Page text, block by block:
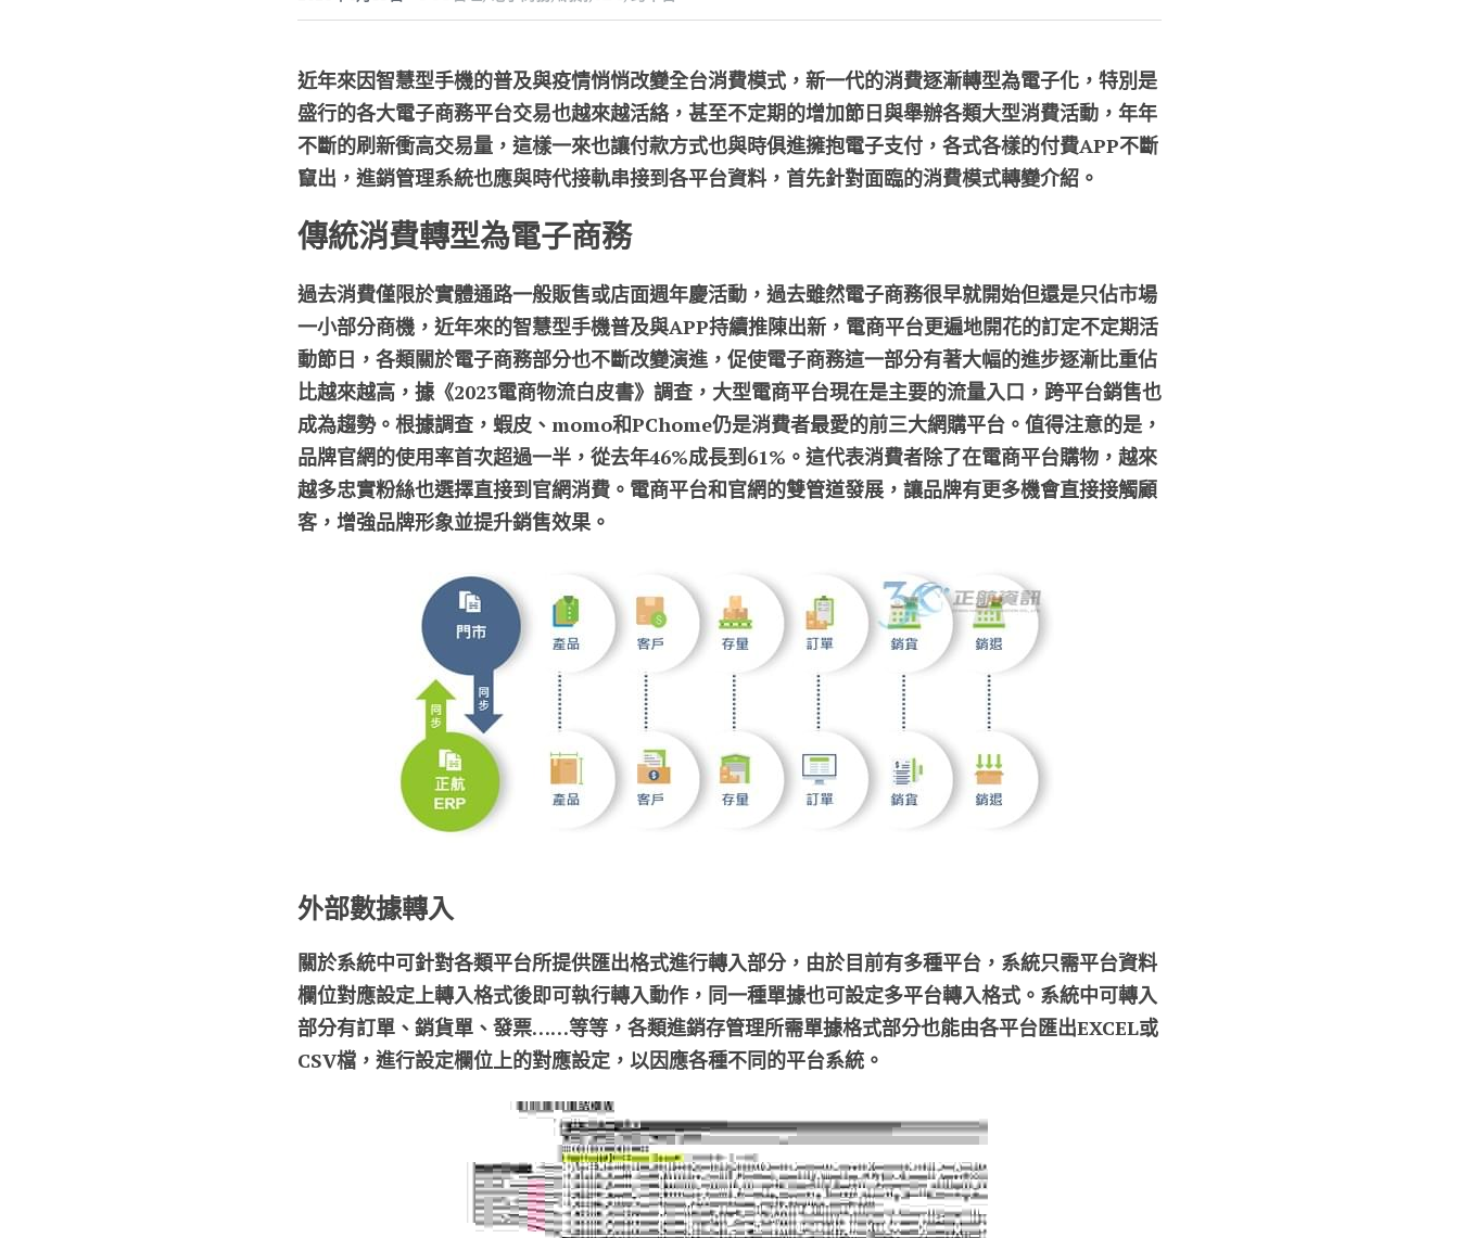
近年來因智慧型手機的普及與疫情悄悄改變全台消費模式，新一代的消費逐漸轉型為電子化，特別是
盛行的各大電子商務平台交易也越來越活絡，甚至不定期的增加節日與舉辦各類大型消費活動，年年
不斷的刷新衝高交易量，這樣一來也讓付款方式也與時俱進擁抱電子支付，各式各樣的付費APP不斷
竄出，進銷管理系統也應與時代接軌串接到各平台資料，首先針對面臨的消費模式轉變介紹。
傳統消費轉型為電子商務
過去消費僅限於實體通路一般販售或店面週年慶活動，過去雖然電子商務很早就開始但還是只佔市場
一小部分商機，近年來的智慧型手機普及與APP持續推陳出新，電商平台更遍地開花的訂定不定期活
動節日，各類關於電子商務部分也不斷改變演進，促使電子商務這一部分有著大幅的進步逐漸比重佔
比越來越高，據《2023電商物流白皮書》調查，大型電商平台現在是主要的流量入口，跨平台銷售也
成為趨勢。根據調查，蝦皮、momo和PChome仍是消費者最愛的前三大網購平台。值得注意的是，
品牌官網的使用率首次超過一半，從去年46%成長到61%。這代表消費者除了在電商平台購物，越來
越多忠實粉絲也選擇直接到官網消費。電商平台和官網的雙管道發展，讓品牌有更多機會直接接觸顧
客，增強品牌形象並提升銷售效果。
外部數據轉入
關於系統中可針對各類平台所提供匯出格式進行轉入部分，由於目前有多種平台，系統只需平台資料
欄位對應設定上轉入格式後即可執行轉入動作，同一種單據也可設定多平台轉入格式。系統中可轉入
部分有訂單、銷貨單、發票……等等，各類進銷存管理所需單據格式部分也能由各平台匯出EXCEL或
CSV檔，進行設定欄位上的對應設定，以因應各種不同的平台系統。